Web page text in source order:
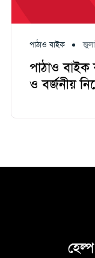
পাঠাও বাইক
পাঠাও বাইক
ও বর্জনীয়
হেল্প